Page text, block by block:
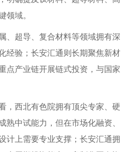
域。
、超导、复合材料等领域拥有深
经验；长安汇通则长期聚焦新材
点产业链开展链式投资，与国家
，西北有色院拥有顶尖专家、硬
中试能力，但在市场化融资、
计上需要专业支撑；长安汇通拥